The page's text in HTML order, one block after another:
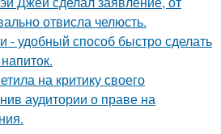
отвисла челюсть.
- удобный способ быстро сделать
на критику своего
аудитории о праве на